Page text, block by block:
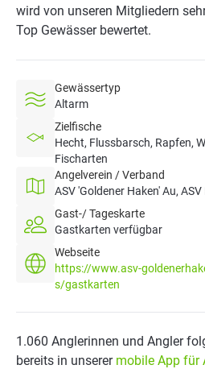
wird von unseren Mitgliedern
Top Gewässer bewertet.
Gewässertyp
Altarm
Zielfische
Hecht, Flussbarsch, Rapfen,
Fischarten
Angelverein / Verband
ASV 'Goldener Haken' Au,
Gast-/ Tageskarte
Gastkarten verfügbar
Webseite
https://www.asv-
s/gastkarten
1.060 Anglerinnen und Angler
bereits in unserer mobile App für